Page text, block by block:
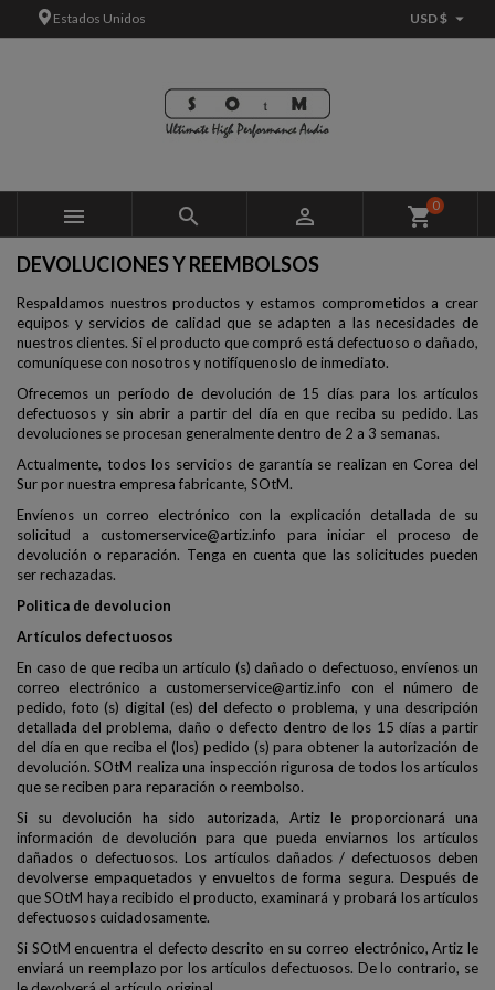
Estados Unidos USD $ 
   shopping_cart0
DEVOLUCIONES Y REEMBOLSOS
Respaldamos nuestros productos y estamos comprometidos a crear
equipos y servicios de calidad que se adapten a las necesidades de
nuestros clientes. Si el producto que compró está defectuoso o dañado,
comuníquese con nosotros y notifíquenoslo de inmediato.
Ofrecemos un período de devolución de 15 días para los artículos
defectuosos y sin abrir a partir del día en que reciba su pedido. Las
devoluciones se procesan generalmente dentro de 2 a 3 semanas.
Actualmente, todos los servicios de garantía se realizan en Corea del
Sur por nuestra empresa fabricante, SOtM.
Envíenos un correo electrónico con la explicación detallada de su
solicitud a customerservice@artiz.info para iniciar el proceso de
devolución o reparación. Tenga en cuenta que las solicitudes pueden
ser rechazadas.
Politica de devolucion
Artículos defectuosos
En caso de que reciba un artículo (s) dañado o defectuoso, envíenos un
correo electrónico a customerservice@artiz.info con el número de
pedido, foto (s) digital (es) del defecto o problema, y ​​una descripción
detallada del problema, daño o defecto dentro de los 15 días a partir
del día en que reciba el (los) pedido (s) para obtener la autorización de
devolución. SOtM realiza una inspección rigurosa de todos los artículos
que se reciben para reparación o reembolso.
Si su devolución ha sido autorizada, Artiz le proporcionará una
información de devolución para que pueda enviarnos los artículos
dañados o defectuosos. Los artículos dañados / defectuosos deben
devolverse empaquetados y envueltos de forma segura. Después de
que SOtM haya recibido el producto, examinará y probará los artículos
defectuosos cuidadosamente.
Si SOtM encuentra el defecto descrito en su correo electrónico, Artiz le
enviará un reemplazo por los artículos defectuosos. De lo contrario, se
Añadir a la lista de deseos ×
Crear nueva lista
((modalTitle)) ×
((confirmMessage))
Crear lista de deseos ×
Nombre de la lista de deseos
Crear lista de deseos
Iniciar sesión ×
Debe iniciar sesión para guardar productos en su lista de
Cancelar Iniciar sesión